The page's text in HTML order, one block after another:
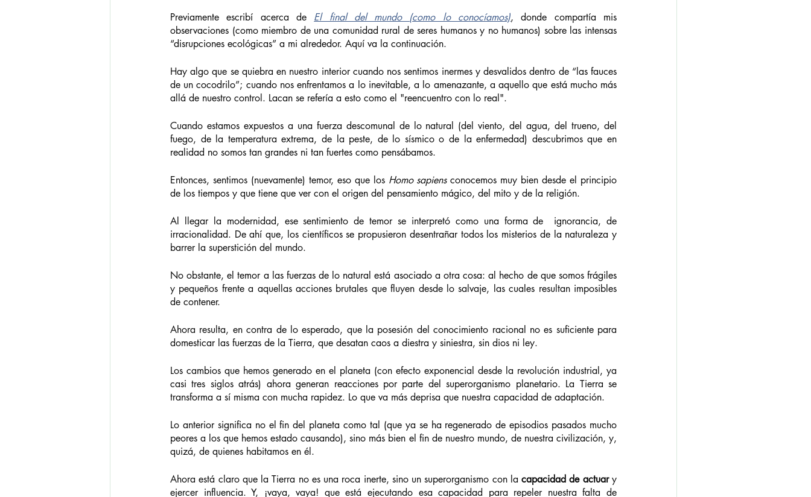
Previamente escribí acerca de El final del mundo (como lo conocíamos), donde compartía mis
observaciones (como miembro de una comunidad rural de seres humanos y no humanos) sobre las intensas
“disrupciones ecológicas” a mi alrededor. Aquí va la continuación.
Hay algo que se quiebra en nuestro interior cuando nos sentimos inermes y desvalidos dentro de “las fauces
de un cocodrilo”; cuando nos enfrentamos a lo inevitable, a lo amenazante, a aquello que está mucho más
allá de nuestro control. Lacan se refería a esto como el "reencuentro con lo real".
Cuando estamos expuestos a una fuerza descomunal de lo natural (del viento, del agua, del trueno, del
fuego, de la temperatura extrema, de la peste, de lo sísmico o de la enfermedad) descubrimos que en
realidad no somos tan grandes ni tan fuertes como pensábamos.
Entonces, sentimos (nuevamente) temor, eso que los Homo sapiens conocemos muy bien desde el principio
de los tiempos y que tiene que ver con el origen del pensamiento mágico, del mito y de la religión.
Al llegar la modernidad, ese sentimiento de temor se interpretó como una forma de  ignorancia, de
irracionalidad. De ahí que, los científicos se propusieron desentrañar todos los misterios de la naturaleza y
barrer la superstición del mundo.
No obstante, el temor a las fuerzas de lo natural está asociado a otra cosa: al hecho de que somos frágiles
y pequeños frente a aquellas acciones brutales que fluyen desde lo salvaje, las cuales resultan imposibles
de contener.
Ahora resulta, en contra de lo esperado, que la posesión del conocimiento racional no es suficiente para
domesticar las fuerzas de la Tierra, que desatan caos a diestra y siniestra, sin dios ni ley.
Los cambios que hemos generado en el planeta (con efecto exponencial desde la revolución industrial, ya
casi tres siglos atrás) ahora generan reacciones por parte del superorganismo planetario. La Tierra se
transforma a sí misma con mucha rapidez. Lo que va más deprisa que nuestra capacidad de adaptación.
Lo anterior significa no el fin del planeta como tal (que ya se ha regenerado de episodios pasados mucho
peores a los que hemos estado causando), sino más bien el fin de nuestro mundo, de nuestra civilización, y,
quizá, de quienes habitamos en él.
Ahora está claro que la Tierra no es una roca inerte, sino un superorganismo con la capacidad de actuar y
ejercer influencia. Y, ¡vaya, vaya! que está ejecutando esa capacidad para repeler nuestra falta de